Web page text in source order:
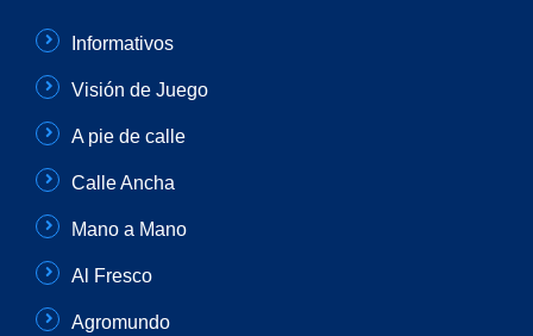
Informativos
Visión de Juego
A pie de calle
Calle Ancha
Mano a Mano
Al Fresco
Agromundo